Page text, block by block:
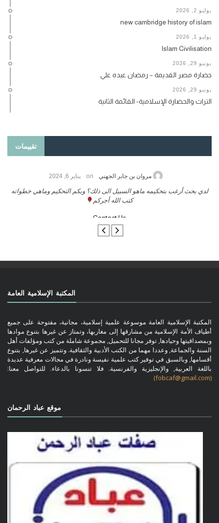
يوليو 2, 2026
new cambridge history of islam
يوليو 1, 2026
Islam Civilisation
يونيو 29, 2026
حضارة مصر القديمة – رمضان عبده علي
يونيو 29, 2026
التراث والحضارة الإسلامية- القائمة الثانية
تقييمات
حامد الزريقي on يناير 25, 2026
السلام عليكم ورحمة الله وبركاتة أرغب بنشر كتابي معكم
المكتبة الإسلامية العامة
المكتبة الإسلامية العامة موسوعة علمية إسلامية، مجانية، مفتوحة على جميع
أطياف الأمة الإسلامية من مشارقها إلى مغاربها، وتمتاز عن غيرها بتنوع موادها
وبمصداقيتها وحيادها, توفر مجانا للتحميل, مجموعة شاملة من كتب ومؤلفات أهل
السنة والجماعة, وعددا مهما من الكتب الأدبية والثقافية. وتتميز عن غيرها, بتنوع
أقسامها, وبالسبق في توفير كتب علمية نفيسة ونادرة في مجالات معرفية عديدة
باللغة العربية, والإنجليزية والفرنسية. فلا تنسونا بالدعاء. للتواصل معنا:
(fobcaf@gmail.com)
موقع عباد الرحمان